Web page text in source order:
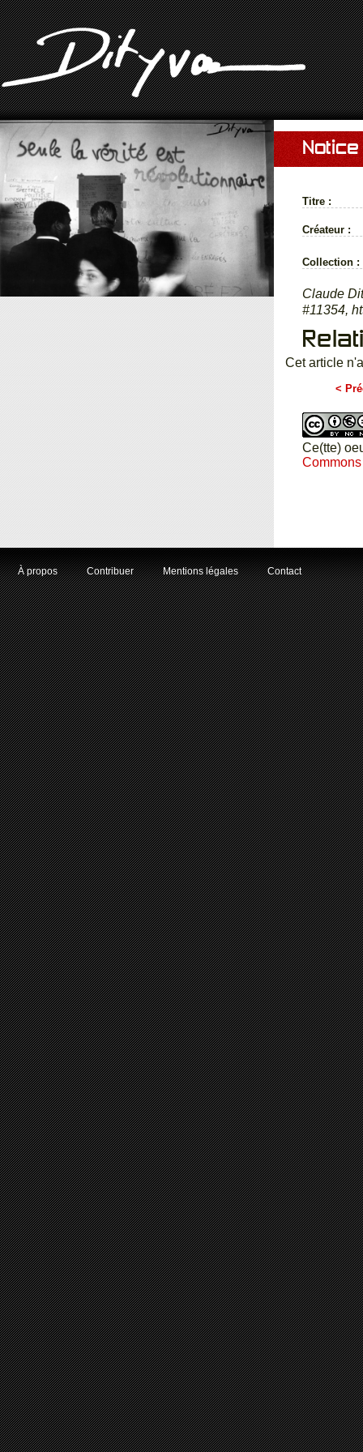
Titre :
Créateur :
Collection :
Claude
#11354,
Cet article
<
Ce(tte)
À propos Contribuer Mentions légales Contact